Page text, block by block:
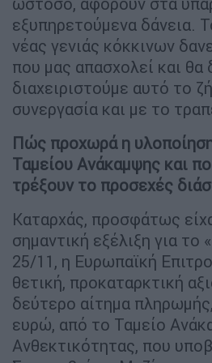
εξυπηρετούμενα δάνεια.
νέας γενιάς κόκκινων
που μας απασχολεί και
διαχειριστούμε αυτό το
συνεργασία και με το
Πώς προχωρά η
Ταμείου Ανάκαμψης και
τρέξουν το προσεχές
Καταρχάς, προσφάτως
σημαντική εξέλιξη για το
25/11, η Ευρωπαϊκή
θετική, προκαταρκτική
δεύτερο αίτημα
ευρώ, από το Ταμείο
Ανθεκτικότητας, που